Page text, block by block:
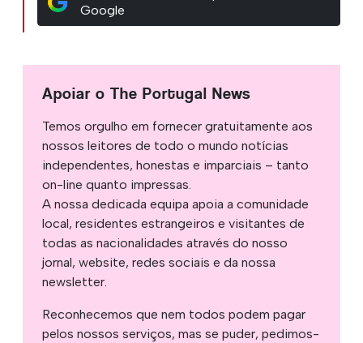
Google
Apoiar o The Portugal News
Temos orgulho em fornecer gratuitamente aos
nossos leitores de todo o mundo notícias
independentes, honestas e imparciais – tanto
on-line quanto impressas.
A nossa dedicada equipa apoia a comunidade
local, residentes estrangeiros e visitantes de
todas as nacionalidades através do nosso
jornal, website, redes sociais e da nossa
newsletter.
Reconhecemos que nem todos podem pagar
pelos nossos serviços, mas se puder, pedimos-